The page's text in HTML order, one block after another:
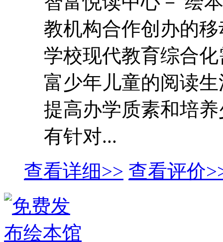
教机构合作创办的
学校现代教育综合
富少年儿童的阅读
提高办学质素和培
有针对...
查看详细>> 查看评价